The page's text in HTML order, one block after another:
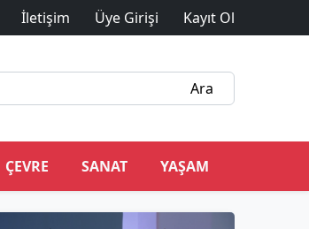
İletişim Üye Girişi Kayıt Ol
ÇEVRE SANAT YAŞAM